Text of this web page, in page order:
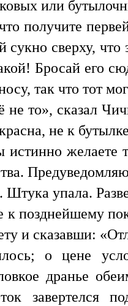
или
получите
сверху,
Бросай его
так что тот
не то», сказал
не к
желаете
Штука упала.
позднейшему
и сказавши:
о цене
дранье
завертелся